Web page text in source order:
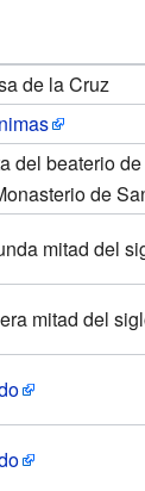
de la Cruz
del beaterio
de
mitad del
mitad del